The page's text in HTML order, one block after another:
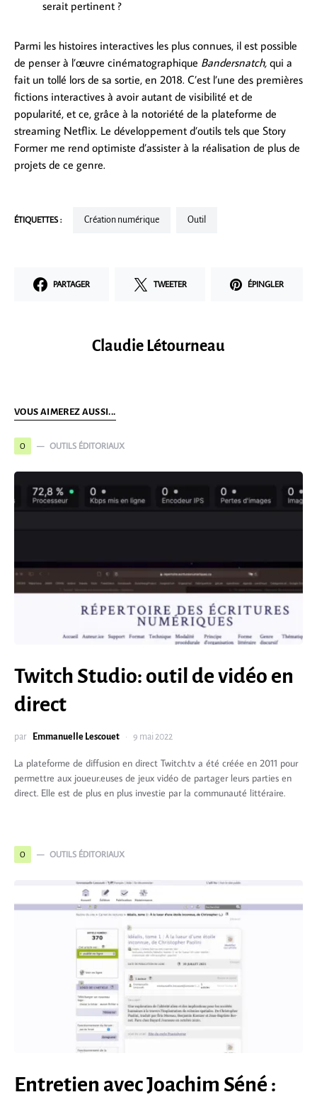
serait pertinent ?
Parmi les histoires interactives les plus connues, il est possible
de penser à l’œuvre cinématographique Bandersnatch, qui a
fait un tollé lors de sa sortie, en 2018. C’est l’une des premières
fictions interactives à avoir autant de visibilité et de
popularité, et ce, grâce à la notoriété de la plateforme de
streaming Netflix. Le développement d’outils tels que Story
Former me rend optimiste d’assister à la réalisation de plus de
projets de ce genre.
ÉTIQUETTES : Création numérique Outil
PARTAGER TWEETER ÉPINGLER
Claudie Létourneau
VOUS AIMEREZ AUSSI...
O OUTILS ÉDITORIAUX
Twitch Studio: outil de vidéo en
direct
par Emmanuelle Lescouet 9 mai 2022
La plateforme de diffusion en direct Twitch.tv a été créée en 2011 pour
permettre aux joueur.euses de jeux vidéo de partager leurs parties en
direct. Elle est de plus en plus investie par la communauté littéraire.
O OUTILS ÉDITORIAUX
Entretien avec Joachim Séné :